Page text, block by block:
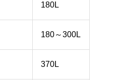
180L
180～300L
370L